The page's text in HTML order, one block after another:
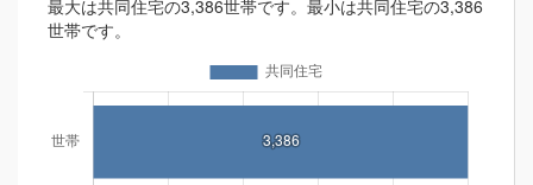
最大は共同住宅の3,386世帯です。最小は共同住宅の3,386
世帯です。